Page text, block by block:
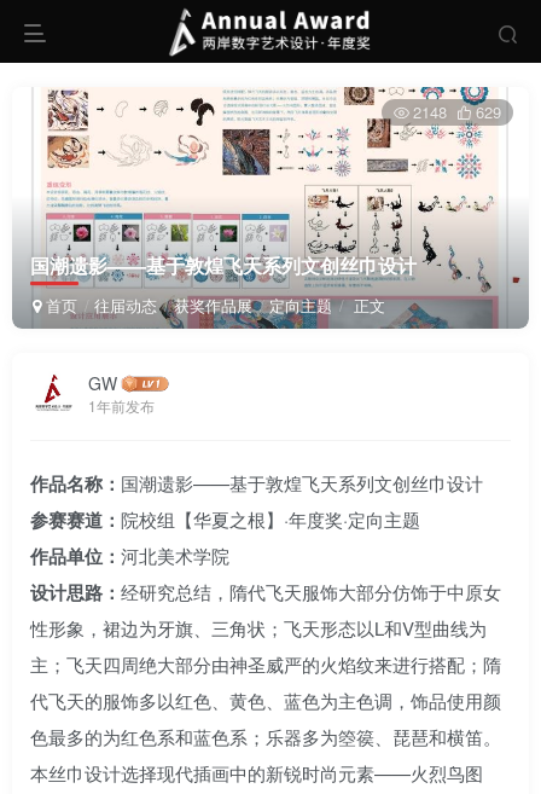
国潮遗影——基于敦煌飞天系列文创丝巾设计
首页 往届动态 获奖作品展 定向主题 正文
2148 629
GW
1年前发布
作品名称： 国潮遗影——基于敦煌飞天系列文创丝巾设计
参赛赛道： 院校组【华夏之根】·年度奖·定向主题
作品单位： 河北美术学院
设计思路： 经研究总结，隋代飞天服饰大部分仿饰于中原女
性形象，裙边为牙旗、三角状；飞天形态以L和V型曲线为
主；飞天四周绝大部分由神圣威严的火焰纹来进行搭配；隋
代飞天的服饰多以红色、黄色、蓝色为主色调，饰品使用颜
色最多的为红色系和蓝色系；乐器多为箜篌、琵琶和横笛。
本丝巾设计选择现代插画中的新锐时尚元素——火烈鸟图